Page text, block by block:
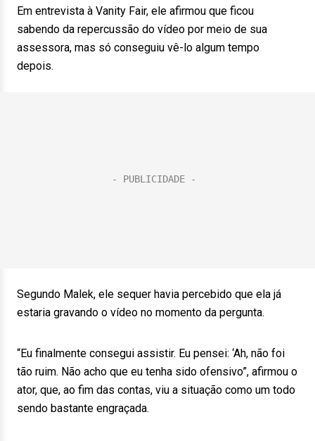
Em entrevista à Vanity Fair, ele afirmou que ficou
sabendo da repercussão do vídeo por meio de sua
assessora, mas só conseguiu vê-lo algum tempo
depois.
Segundo Malek, ele sequer havia percebido que ela já
estaria gravando o vídeo no momento da pergunta.
“Eu finalmente consegui assistir. Eu pensei: ‘Ah, não foi
tão ruim. Não acho que eu tenha sido ofensivo”, afirmou o
ator, que, ao fim das contas, viu a situação como um todo
sendo bastante engraçada.